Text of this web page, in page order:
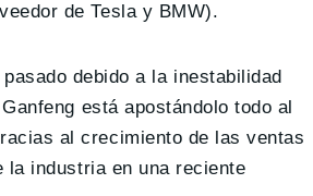
de Tesla y BMW).
pasado debido a la inestabilidad
está apostándolo todo al
al crecimiento de las ventas
industria en una reciente